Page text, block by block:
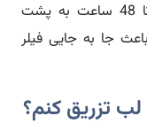
پس از تزریق فیلر لب، بهتر است 24 تا 48 ساعت به پشت
جا به جایی فیلر
لب تزریق کنم؟